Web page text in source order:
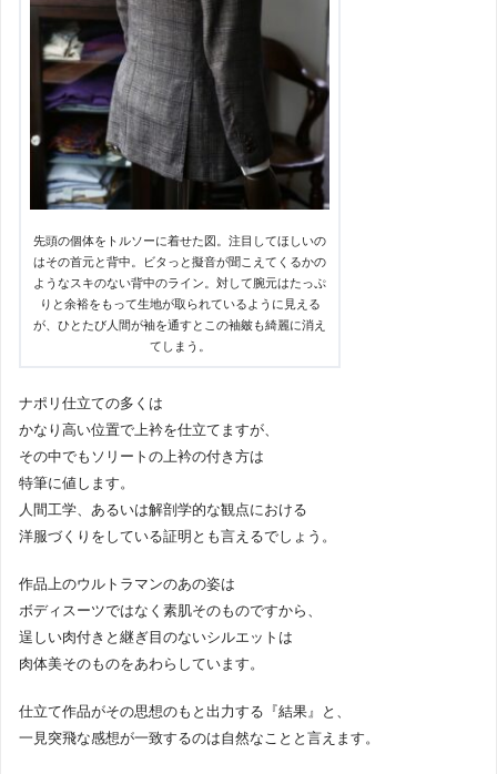
先頭の個体をトルソーに着せた図。注目してほしいの
はその首元と背中。ビタっと擬音が聞こえてくるかの
ようなスキのない背中のライン。対して腕元はたっぷ
りと余裕をもって生地が取られているように見える
が、ひとたび人間が袖を通すとこの袖皴も綺麗に消え
てしまう。
ナポリ仕立ての多くは
かなり高い位置で上衿を仕立てますが、
その中でもソリートの上衿の付き方は
特筆に値します。
人間工学、あるいは解剖学的な観点における
洋服づくりをしている証明とも言えるでしょう。
作品上のウルトラマンのあの姿は
ボディスーツではなく素肌そのものですから、
逞しい肉付きと継ぎ目のないシルエットは
肉体美そのものをあわらしています。
仕立て作品がその思想のもと出力する『結果』と、
一見突飛な感想が一致するのは自然なことと言えます。